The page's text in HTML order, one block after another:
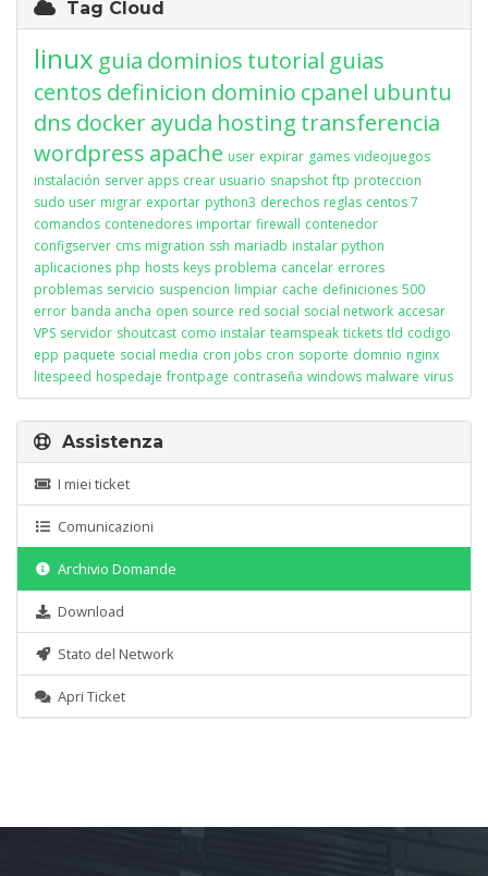
Tag Cloud
linux guia dominios tutorial guias
centos definicion dominio cpanel ubuntu
dns dockerayuda hosting transferencia
wordpress apache user expirar games videojuegos
instalación server apps crear usuario snapshot ftp proteccion
sudo user migrar exportar python3 derechos reglas centos 7
comandos contenedores importar firewall contenedor
configserver cms migration ssh mariadb instalar python
aplicaciones php hosts keys problema cancelar errores
problemas servicio suspencion limpiar cache definiciones 500
error banda ancha open source red social social network accesar
VPS servidor shoutcast como instalar teamspeak tickets tld codigo
epp paquete social media cron jobs cron soporte domnio nginx
litespeed hospedaje frontpage contraseña windows malware virus
Assistenza
I miei ticket
Comunicazioni
Archivio Domande
Download
Stato del Network
Apri Ticket